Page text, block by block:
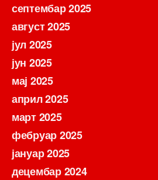
септембар 2025
август 2025
јул 2025
јун 2025
мај 2025
април 2025
март 2025
фебруар 2025
јануар 2025
децембар 2024